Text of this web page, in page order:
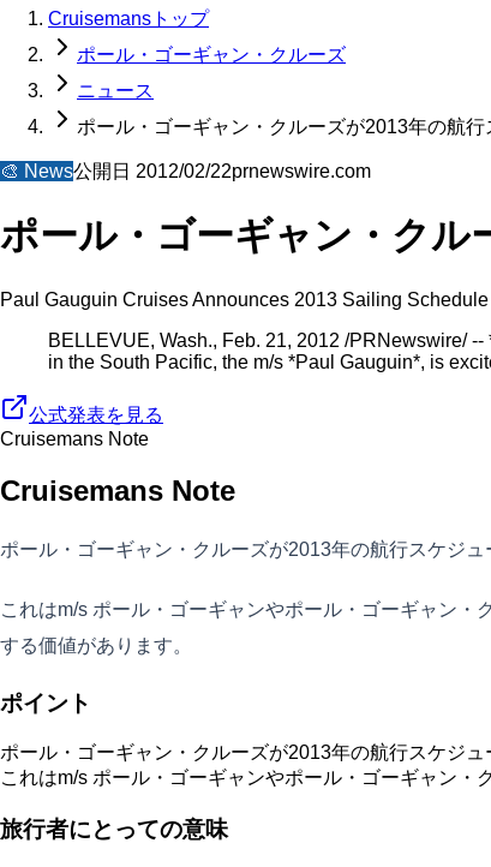
Cruisemansトップ
ポール・ゴーギャン・クルーズ
ニュース
ポール・ゴーギャン・クルーズが2013年の航
🎨 News公開日 2012/02/22prnewswire.com
ポール・ゴーギャン・クル
Paul Gauguin Cruises Announces 2013 Sailing Schedule
BELLEVUE, Wash., Feb. 21, 2012 /PRNewswire/
in the South Pacific, the m/s *Paul Gauguin*, is
公式発表を見る
Cruisemans Note
Cruisemans Note
ポール・ゴーギャン・クルーズが2013年の航行スケジュ
これはm/s ポール・ゴーギャンやポール・ゴーギャン
する価値があります。
ポイント
ポール・ゴーギャン・クルーズが2013年の航行スケジュ
これはm/s ポール・ゴーギャンやポール・ゴーギャン
旅行者にとっての意味